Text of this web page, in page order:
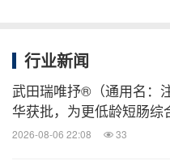
行业新闻
武田瑞唯抒®（通用名：
华获批，为更低龄短肠
2026-08-06 22:08 33